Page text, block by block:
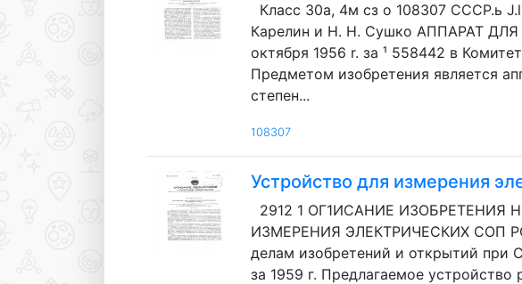
Класс 30а, 4м сз о 108307
Карелин и Н. Н. Сушко АППАРАТ
октября 1956 r. за ¹ 558442 в
Предметом изобретения является
степен...
108307
Устройство для измерения
2912 1 ОГ1ИСАНИЕ ИЗОБРЕТЕНИЯ
ИЗМЕРЕНИЯ ЭЛЕКТРИЧЕСКИХ СОП
делам изобретений и открытий при
за 1959 г. Предлагаемое устройство